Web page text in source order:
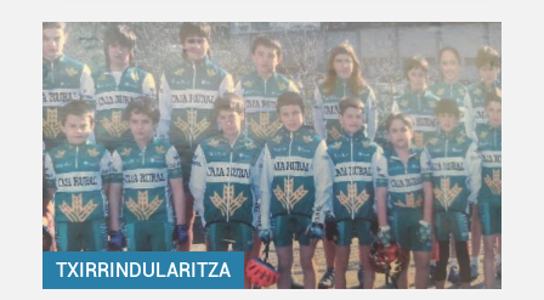
teknologia erabiliz, cookieak adibidez, iragarki eta eduki
pertsonalizatuak eskaintzeko, iragarkiak eta edukia
neurtzeko, jendeari buruzko informazioa biltzeko eta
produktuak garatzeko. Zure datuak nork eta zertarako
erabiltzen dituen hauta dezakezu.
Bazkide batzuek ez dizute baimenik eskatzen, eta beren
interes komertzial legitimoetan babesten dira. Ikusi gure
bazkideen zerrenda, beren ustez zein helburutarako
TXIRRINDULARITZA